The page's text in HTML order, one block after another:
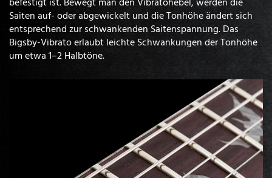
Saiten auf- oder abgewickelt und die Tonhöhe ändert sich
entsprechend zur schwankenden Saitenspannung. Das
Bigsby-Vibrato erlaubt leichte Schwankungen der Tonhöhe
um etwa 1–2 Halbtöne.